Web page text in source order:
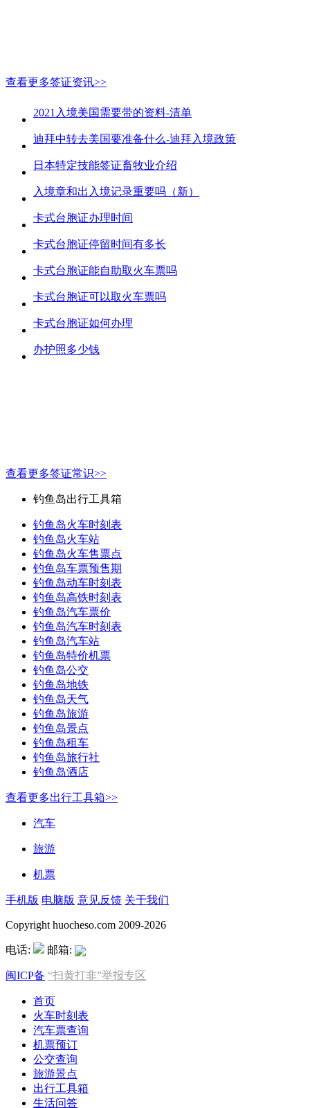
查看更多签证资讯>>
2021入境美国需要带的资料-清单
迪拜中转去美国要准备什么-迪拜入境政策
日本特定技能签证畜牧业介绍
入境章和出入境记录重要吗（新）
卡式台胞证办理时间
卡式台胞证停留时间有多长
卡式台胞证能自助取火车票吗
卡式台胞证可以取火车票吗
卡式台胞证如何办理
办护照多少钱
查看更多签证常识>>
钓鱼岛出行工具箱
钓鱼岛火车时刻表
钓鱼岛火车站
钓鱼岛火车售票点
钓鱼岛车票预售期
钓鱼岛动车时刻表
钓鱼岛高铁时刻表
钓鱼岛汽车票价
钓鱼岛汽车时刻表
钓鱼岛汽车站
钓鱼岛特价机票
钓鱼岛公交
钓鱼岛地铁
钓鱼岛天气
钓鱼岛旅游
钓鱼岛景点
钓鱼岛租车
钓鱼岛旅行社
钓鱼岛酒店
查看更多出行工具箱>>
汽车
旅游
机票
手机版 电脑版 意见反馈 关于我们
Copyright huocheso.com 2009-2026
电话: 邮箱:
闽ICP备 “扫黄打非”举报专区
首页
火车时刻表
汽车票查询
机票预订
公交查询
旅游景点
出行工具箱
生活问答